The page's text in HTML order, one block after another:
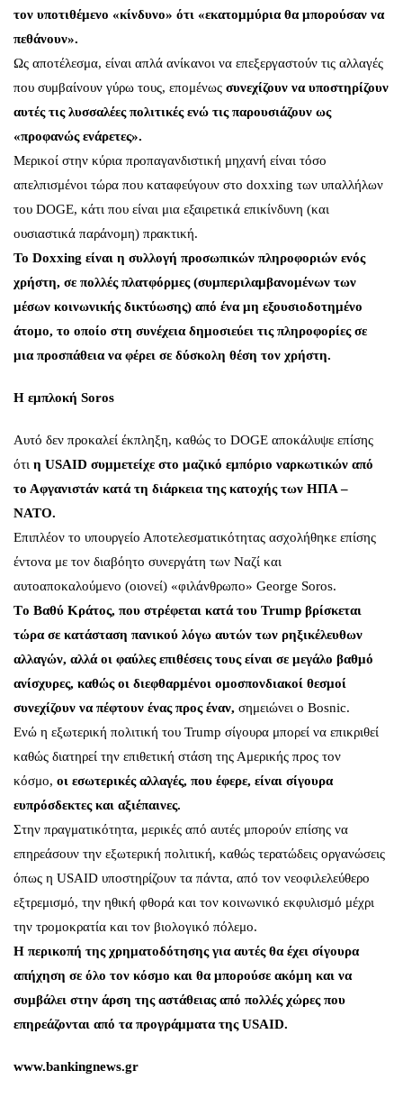
τον υποτιθέμενο «κίνδυνο» ότι «εκατομμύρια θα μπορούσαν να
πεθάνουν».
Ως αποτέλεσμα, είναι απλά ανίκανοι να επεξεργαστούν τις αλλαγές
που συμβαίνουν γύρω τους, επομένως συνεχίζουν να υποστηρίζουν
αυτές τις λυσσαλέες πολιτικές ενώ τις παρουσιάζουν ως
«προφανώς ενάρετες».
Μερικοί στην κύρια προπαγανδιστική μηχανή είναι τόσο
απελπισμένοι τώρα που καταφεύγουν στο doxxing των υπαλλήλων
του DOGE, κάτι που είναι μια εξαιρετικά επικίνδυνη (και
ουσιαστικά παράνομη) πρακτική.
Το Doxxing είναι η συλλογή προσωπικών πληροφοριών ενός
χρήστη, σε πολλές πλατφόρμες (συμπεριλαμβανομένων των
μέσων κοινωνικής δικτύωσης) από ένα μη εξουσιοδοτημένο
άτομο, το οποίο στη συνέχεια δημοσιεύει τις πληροφορίες σε
μια προσπάθεια να φέρει σε δύσκολη θέση τον χρήστη.
Η εμπλοκή Soros
Αυτό δεν προκαλεί έκπληξη, καθώς το DOGE αποκάλυψε επίσης
ότι η USAID συμμετείχε στο μαζικό εμπόριο ναρκωτικών από
το Αφγανιστάν κατά τη διάρκεια της κατοχής των ΗΠΑ –
ΝΑΤΟ.
Επιπλέον το υπουργείο Αποτελεσματικότητας ασχολήθηκε επίσης
έντονα με τον διαβόητο συνεργάτη των Ναζί και
αυτοαποκαλούμενο (οιονεί) «φιλάνθρωπο» George Soros.
Τo Βαθύ Κράτος, που στρέφεται κατά του Trump βρίσκεται
τώρα σε κατάσταση πανικού λόγω αυτών των ρηξικέλευθων
αλλαγών, αλλά οι φαύλες επιθέσεις τους είναι σε μεγάλο βαθμό
ανίσχυρες, καθώς οι διεφθαρμένοι ομοσπονδιακοί θεσμοί
συνεχίζουν να πέφτουν ένας προς έναν, σημειώνει ο Bosnic.
Ενώ η εξωτερική πολιτική του Trump σίγουρα μπορεί να επικριθεί
καθώς διατηρεί την επιθετική στάση της Αμερικής προς τον
κόσμο, οι εσωτερικές αλλαγές, που έφερε, είναι σίγουρα
ευπρόσδεκτες και αξιέπαινες.
Στην πραγματικότητα, μερικές από αυτές μπορούν επίσης να
επηρεάσουν την εξωτερική πολιτική, καθώς τερατώδεις οργανώσεις
όπως η USAID υποστηρίζουν τα πάντα, από τον νεοφιλελεύθερο
εξτρεμισμό, την ηθική φθορά και τον κοινωνικό εκφυλισμό μέχρι
την τρομοκρατία και τον βιολογικό πόλεμο.
Η περικοπή της χρηματοδότησης για αυτές θα έχει σίγουρα
απήχηση σε όλο τον κόσμο και θα μπορούσε ακόμη και να
συμβάλει στην άρση της αστάθειας από πολλές χώρες που
επηρεάζονται από τα προγράμματα της USAID.
www.bankingnews.gr